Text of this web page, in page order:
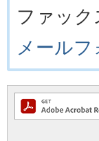
ファック
メール